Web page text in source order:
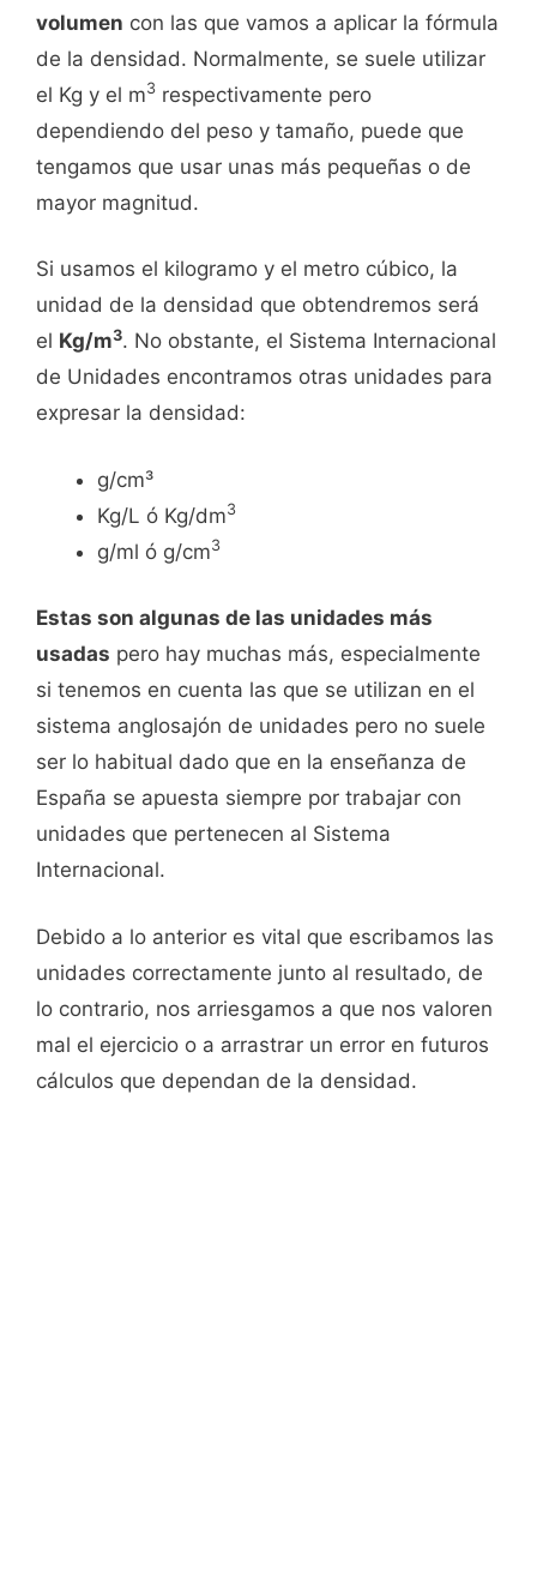
volumen con las que vamos a aplicar la fórmula
de la densidad. Normalmente, se suele utilizar
el Kg y el m3 respectivamente pero
dependiendo del peso y tamaño, puede que
tengamos que usar unas más pequeñas o de
mayor magnitud.
Si usamos el kilogramo y el metro cúbico, la
unidad de la densidad que obtendremos será
el Kg/m3. No obstante, el Sistema Internacional
de Unidades encontramos otras unidades para
expresar la densidad:
g/cm³
Kg/L ó Kg/dm3
g/ml ó g/cm3
Estas son algunas de las unidades más
usadas pero hay muchas más, especialmente
si tenemos en cuenta las que se utilizan en el
sistema anglosajón de unidades pero no suele
ser lo habitual dado que en la enseñanza de
España se apuesta siempre por trabajar con
unidades que pertenecen al Sistema
Internacional.
Debido a lo anterior es vital que escribamos las
unidades correctamente junto al resultado, de
lo contrario, nos arriesgamos a que nos valoren
mal el ejercicio o a arrastrar un error en futuros
cálculos que dependan de la densidad.